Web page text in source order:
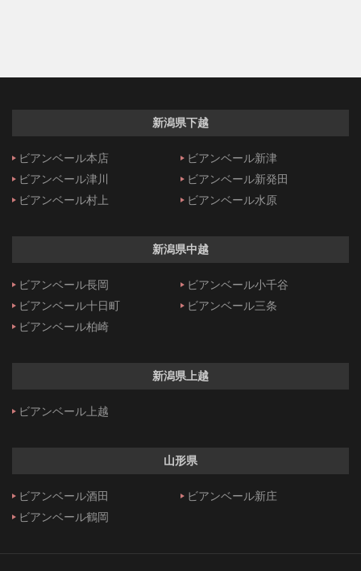
新潟県下越
ビアンベール本店
ビアンベール新津
ビアンベール津川
ビアンベール新発田
ビアンベール村上
ビアンベール水原
新潟県中越
ビアンベール長岡
ビアンベール小千谷
ビアンベール十日町
ビアンベール三条
ビアンベール柏崎
新潟県上越
ビアンベール上越
山形県
ビアンベール酒田
ビアンベール新庄
ビアンベール鶴岡